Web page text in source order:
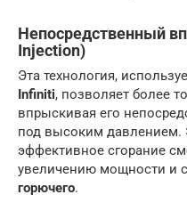
Непосредственный
Injection)
Эта технология,
Infiniti, позволяет более
впрыскивая его
под высоким давлением.
эффективное сгорание
увеличению мощности и
горючего.